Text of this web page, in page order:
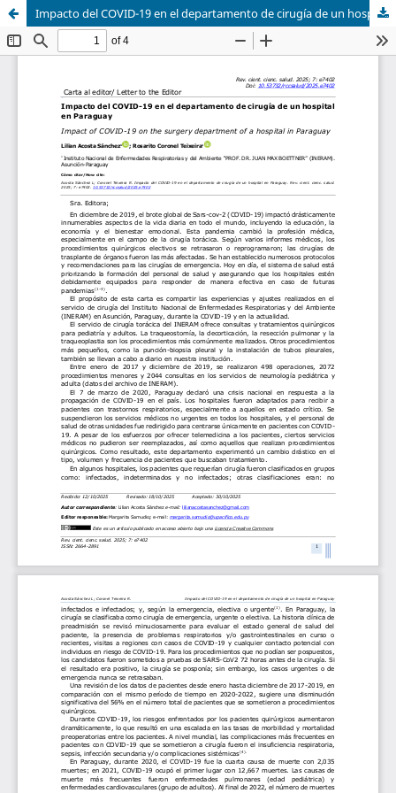
Impacto del COVID-19 en el departamento de cirugía de un hospital en Paraguay